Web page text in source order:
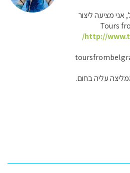
אני מציעה ליצור
http://
עליה בחום.